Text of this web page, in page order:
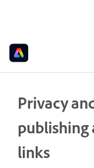
Privacy
publishing
links